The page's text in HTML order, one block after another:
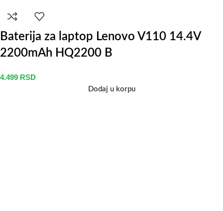
Baterija za laptop Lenovo V110 14.4V
2200mAh HQ2200 B
4.499 RSD
Dodaj u korpu